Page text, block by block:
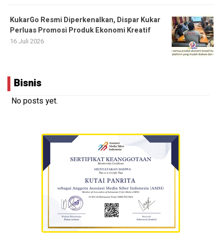
KukarGo Resmi Diperkenalkan, Dispar Kukar
Perluas Promosi Produk Ekonomi Kreatif
16 Juli 2026
Bisnis
No posts yet.